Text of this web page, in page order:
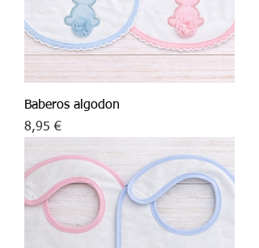
Baberos algodon
Precio
8,95 €